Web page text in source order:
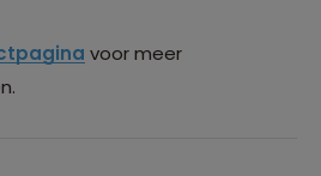
voor meer